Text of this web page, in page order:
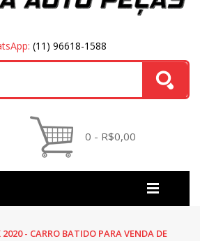
(11) 96618-1588
0 - R$0,00
- CARRO BATIDO PARA VENDA DE